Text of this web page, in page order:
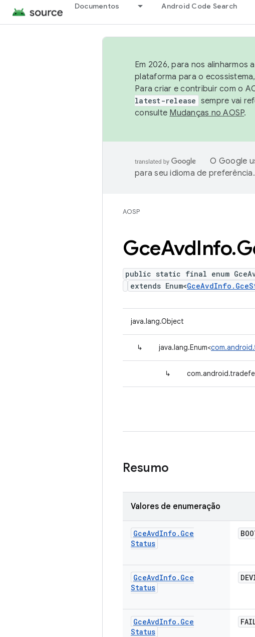
Documentos Android Code Search
Em 2026, para nos alinharmos
plataforma para o
Para criar e contribuir com o
latest-release sempre vai
consulte Mudanças no AOSP.
O Google
para seu idioma de
AOSP
GceAvdInfo.
public static final enum
extends Enum<
java.lang.Object
↳ java.lang.Enum<
↳
Resumo
Valores de enumeração
GceAvdInfo . Gce
Status
GceAvdInfo . Gce
Status
GceAvdInfo . Gce
Status